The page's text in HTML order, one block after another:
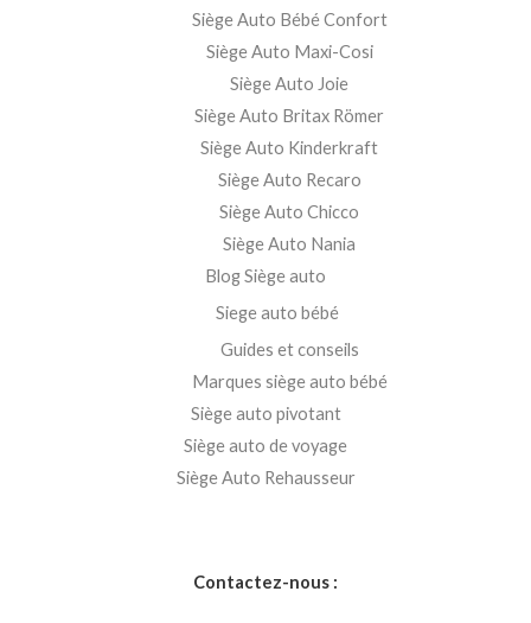
Siège Auto Bébé Confort
Siège Auto Maxi-Cosi
Siège Auto Joie
Siège Auto Britax Römer
Siège Auto Kinderkraft
Siège Auto Recaro
Siège Auto Chicco
Siège Auto Nania
Blog Siège auto
Siege auto bébé
Guides et conseils
Marques siège auto bébé
Siège auto pivotant
Siège auto de voyage
Siège Auto Rehausseur
Contactez-nous :